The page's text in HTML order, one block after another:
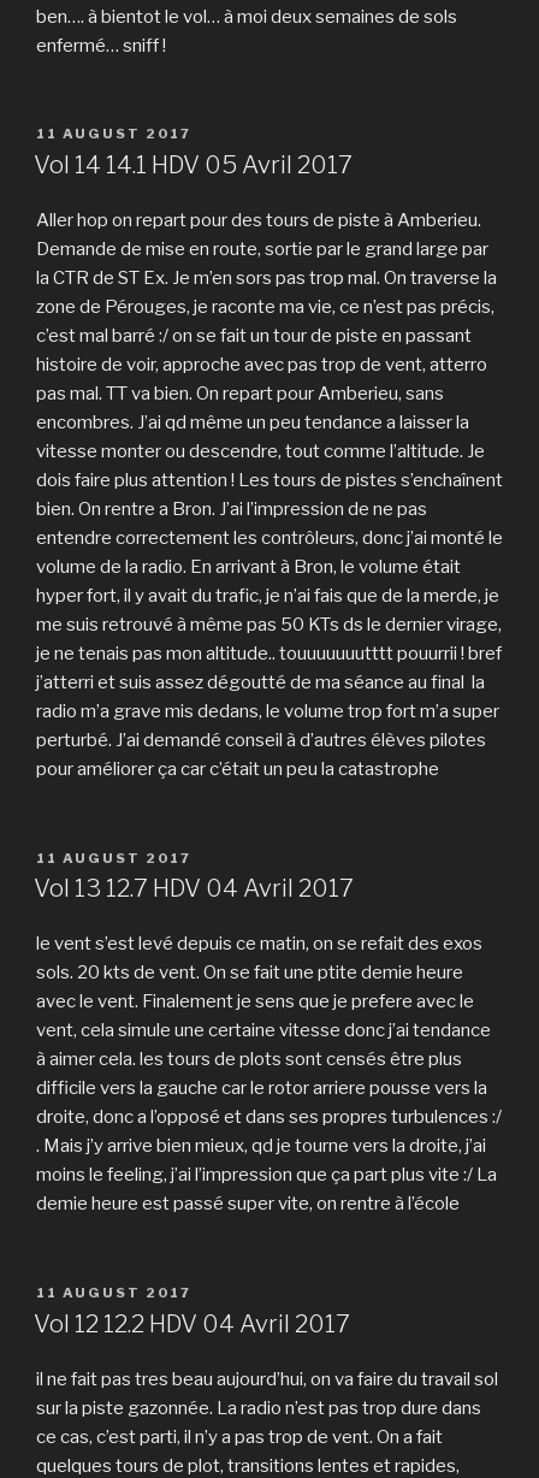
ben…. à bientot le vol… à moi deux semaines de sols
enfermé… sniff !
POSTED
ON
11 AUGUST 2017
Vol 14 14.1 HDV 05 Avril 2017
Aller hop on repart pour des tours de piste à Amberieu.
Demande de mise en route, sortie par le grand large par
la CTR de ST Ex. Je m’en sors pas trop mal. On traverse la
zone de Pérouges, je raconte ma vie, ce n’est pas précis,
c’est mal barré :/ on se fait un tour de piste en passant
histoire de voir, approche avec pas trop de vent, atterro
pas mal. TT va bien. On repart pour Amberieu, sans
encombres. J’ai qd même un peu tendance a laisser la
vitesse monter ou descendre, tout comme l’altitude. Je
dois faire plus attention ! Les tours de pistes s’enchaînent
bien. On rentre a Bron. J’ai l’impression de ne pas
entendre correctement les contrôleurs, donc j’ai monté le
volume de la radio. En arrivant à Bron, le volume était
hyper fort, il y avait du trafic, je n’ai fais que de la merde, je
me suis retrouvé à même pas 50 KTs ds le dernier virage,
je ne tenais pas mon altitude.. touuuuuuutttt pouurrii ! bref
j’atterri et suis assez dégoutté de ma séance au final la
radio m’a grave mis dedans, le volume trop fort m’a super
perturbé. J’ai demandé conseil à d’autres élèves pilotes
pour améliorer ça car c’était un peu la catastrophe
POSTED
ON
11 AUGUST 2017
Vol 13 12.7 HDV 04 Avril 2017
le vent s’est levé depuis ce matin, on se refait des exos
sols. 20 kts de vent. On se fait une ptite demie heure
avec le vent. Finalement je sens que je prefere avec le
vent, cela simule une certaine vitesse donc j’ai tendance
à aimer cela. les tours de plots sont censés être plus
difficile vers la gauche car le rotor arriere pousse vers la
droite, donc a l’opposé et dans ses propres turbulences :/
. Mais j’y arrive bien mieux, qd je tourne vers la droite, j’ai
moins le feeling, j’ai l’impression que ça part plus vite :/ La
demie heure est passé super vite, on rentre à l’école
POSTED
ON
11 AUGUST 2017
Vol 12 12.2 HDV 04 Avril 2017
il ne fait pas tres beau aujourd’hui, on va faire du travail sol
sur la piste gazonnée. La radio n’est pas trop dure dans
ce cas, c’est parti, il n’y a pas trop de vent. On a fait
quelques tours de plot, transitions lentes et rapides,